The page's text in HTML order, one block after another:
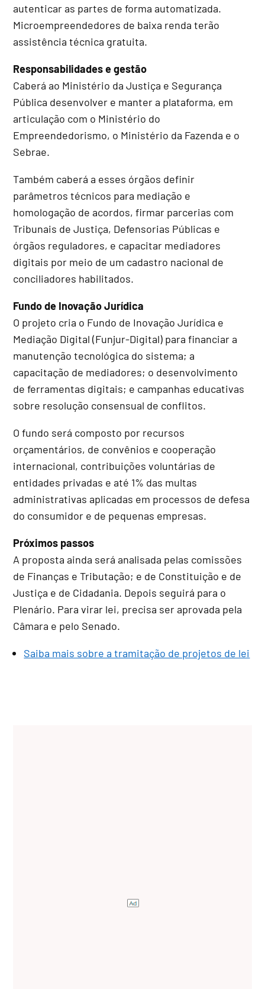
autenticar as partes de forma automatizada.
Microempreendedores de baixa renda terão
assistência técnica gratuita.
Responsabilidades e gestão
Caberá ao Ministério da Justiça e Segurança
Pública desenvolver e manter a plataforma, em
articulação com o Ministério do
Empreendedorismo, o Ministério da Fazenda e o
Sebrae.
Também caberá a esses órgãos definir
parâmetros técnicos para mediação e
homologação de acordos, firmar parcerias com
Tribunais de Justiça, Defensorias Públicas e
órgãos reguladores, e capacitar mediadores
digitais por meio de um cadastro nacional de
conciliadores habilitados.
Fundo de Inovação Jurídica
O projeto cria o Fundo de Inovação Jurídica e
Mediação Digital (Funjur-Digital) para financiar a
manutenção tecnológica do sistema; a
capacitação de mediadores; o desenvolvimento
de ferramentas digitais; e campanhas educativas
sobre resolução consensual de conflitos.
O fundo será composto por recursos
orçamentários, de convênios e cooperação
internacional, contribuições voluntárias de
entidades privadas e até 1% das multas
administrativas aplicadas em processos de defesa
do consumidor e de pequenas empresas.
Próximos passos
A proposta ainda será analisada pelas comissões
de Finanças e Tributação; e de Constituição e de
Justiça e de Cidadania. Depois seguirá para o
Plenário. Para virar lei, precisa ser aprovada pela
Câmara e pelo Senado.
Saiba mais sobre a tramitação de projetos de lei